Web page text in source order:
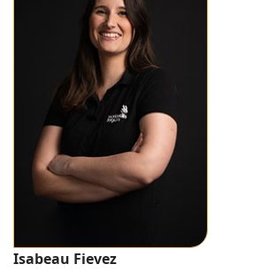
Isabeau Fievez